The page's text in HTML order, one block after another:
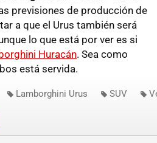
previsiones de producción de
a que el Urus también será
lo que está por ver es si
Huracán. Sea como
está servida.
Lamborghini Urus SUV